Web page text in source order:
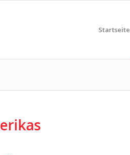
Startseite